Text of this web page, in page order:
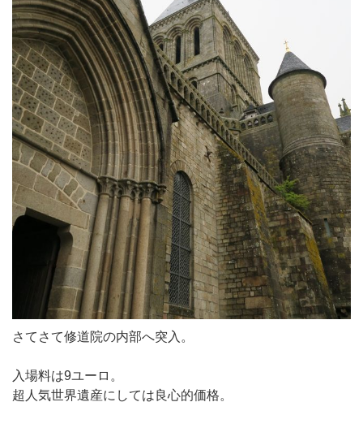
さてさて修道院の内部へ突入。
入場料は9ユーロ。
超人気世界遺産にしては良心的価格。